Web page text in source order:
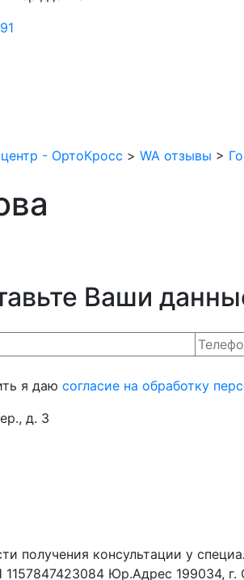
- ОртоКросс > WA отзывы >
Ваши
я даю согласие на обработку
д. 3
получения консультации у
Юр.Адрес 199034, г.